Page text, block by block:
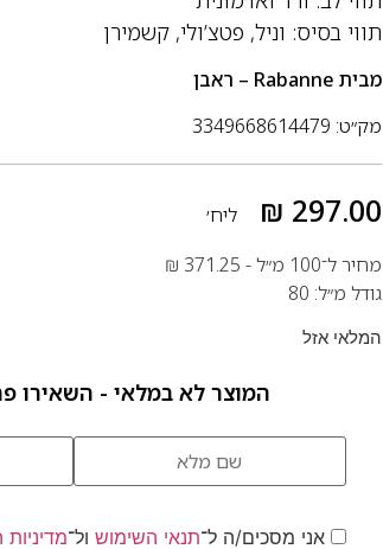
תווי בסיס: וניל, פטצ’ולי, קשמירן
מבית Rabanne – ראבן
מק״ט: 3349668614479
₪ 297.00
ליח׳
מחיר ל־100 מ״ל -
₪ 371.25
גודל מ״ל: 80
המלאי אזל
המוצר לא במלאי - השאירו
אני מסכים/ה ל־תנאי השימוש ול־